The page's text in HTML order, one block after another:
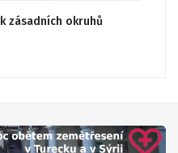
zásadních okruhů